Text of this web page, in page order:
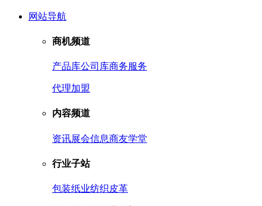
网站导航
商机频道
产品库公司库商务服务
代理加盟
内容频道
资讯展会信息商友学堂
行业子站
包装纸业纺织皮革